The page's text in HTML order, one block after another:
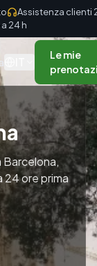
Assistenza clienti
24 h
Le mie
Barcelona,
24 ore prima